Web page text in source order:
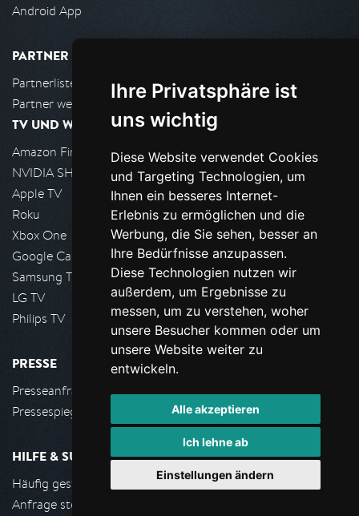
Ihre Privatsphäre ist
uns wichtig
Diese Website verwendet Cookies
und Targeting Technologien, um
Ihnen ein besseres Internet-
Erlebnis zu ermöglichen und die
Werbung, die Sie sehen, besser an
Ihre Bedürfnisse anzupassen.
Diese Technologien nutzen wir
außerdem, um Ergebnisse zu
messen, um zu verstehen, woher
unsere Besucher kommen oder um
unsere Website weiter zu
entwickeln.
Alle akzeptieren
Ich lehne ab
Einstellungen ändern
Android App
PARTNER
Partnerliste
Partner werden
TV UND WOHNZIMMER
Amazon FireTV
NVIDIA SHIELD, Google TV
Apple TV
Roku
Xbox One
Google Cast
Samsung TV
LG TV
Philips TV
PRESSE
Presseanfrage stellen
Pressespiegel
HILFE & SUPPORT
Häufig gestellte Fragen
Anfrage stellen